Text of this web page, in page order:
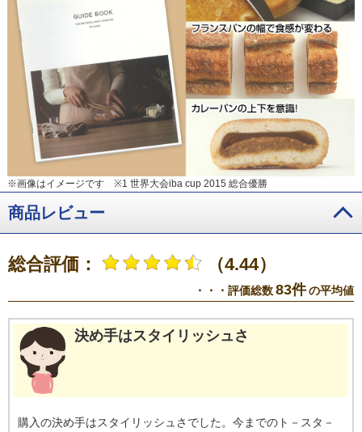
※画像はイメージです ※1 世界⼤会iba cup 2015 総合優勝
商品レビュー
総合評価： （4.44）
・・・評価総数83件の平均値
決め手はスタイリッシュさ
購入の決め手はスタイリッシュさでした。今までのト－スタ－